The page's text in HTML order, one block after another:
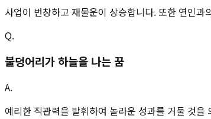
사업이 번창하고 재물운이 상승합니다. 또한 연인
Q.
불덩어리가 하늘을 나는 꿈
A.
예리한 직관력을 발휘하여 놀라운 성과를 거둘 것